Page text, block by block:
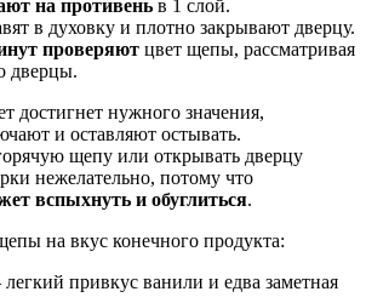
на противень в 1 слой.
в духовку и плотно закрывают дверцу.
проверяют цвет щепы, рассматривая
дверцы.
достигнет нужного значения,
и оставляют остывать.
щепу или открывать дверцу
нежелательно, потому что
вспыхнуть и обуглиться.
на вкус конечного продукта:
легкий привкус ванили и едва заметная